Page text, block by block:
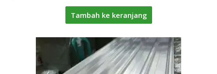
Tambah ke keranjang